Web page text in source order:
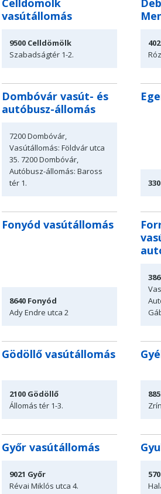
vasútállomás
9500 Celldömölk
Szabadságtér 1-2.
Dombóvár vasút- és
autóbusz-állomás
7200 Dombóvár,
Vasútállomás: Földvár utca
35. 7200 Dombóvár,
Autóbusz-állomás: Baross
tér 1.
Fonyód vasútállomás
8640 Fonyód
Ady Endre utca 2
Gödöllő vasútállomás
2100 Gödöllő
Állomás tér 1-3.
Győr vasútállomás
9021 Győr
Révai Miklós utca 4.